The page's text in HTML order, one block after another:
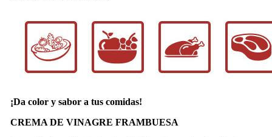
¡Da color y sabor a tus comidas!
CREMA DE VINAGRE FRAMBUESA